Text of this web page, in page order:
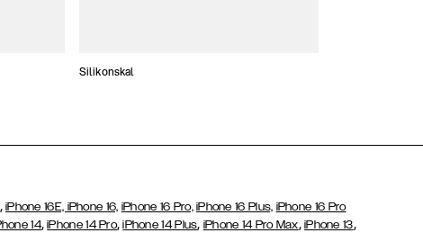
Silikonskal
, iPhone 16E, iPhone 16, iPhone 16 Pro, iPhone 16 Plus, iPhone 16 Pro
14,iPhone 14 Pro,iPhone 14 Plus, iPhone 14 Pro Max, iPhone 13,